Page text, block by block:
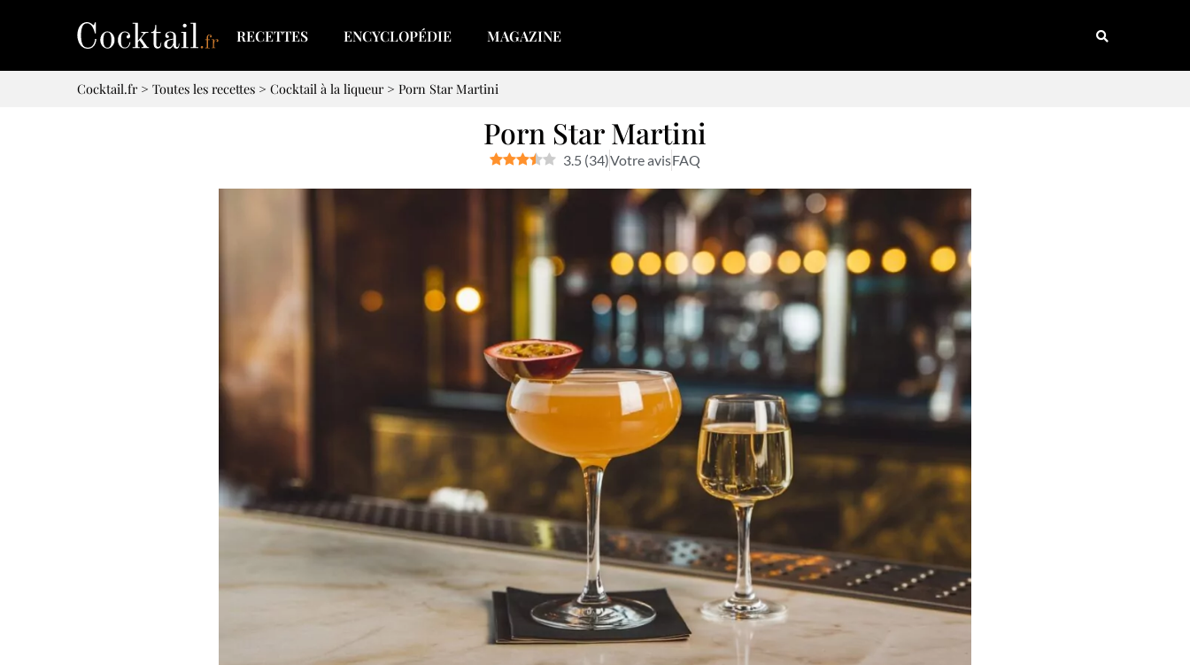
RECETTES ENCYCLOPÉDIE MAGAZINE
Cocktail.fr> Toutes les recettes > Cocktail à la liqueur> Porn Star Martini
Porn Star Martini
3.5 (34)Votre avisFAQ